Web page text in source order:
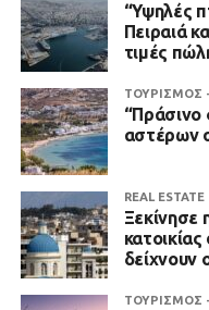
“Υψηλές
Πειραιά
τιμές
ΤΟΥΡΙΣΜΟΣ
“Πράσινο
αστέρων
REAL ESTATE
Ξεκίνησε
δείχνουν
ΤΟΥΡΙΣΜΟΣ